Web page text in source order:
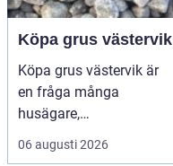
Köpa grus västervik
Köpa grus västervik är
en fråga många
husägare,
markentreprenörer och
fritidshusägare i
06 augusti 2026